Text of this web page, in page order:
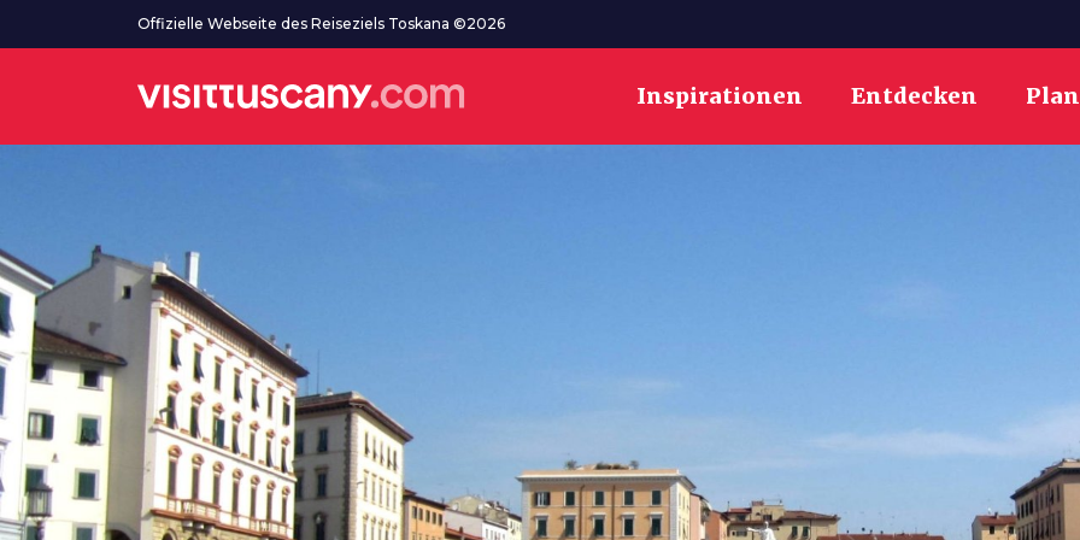
Zum HauptinhaltOffizielle Webseite des Reiseziels Toskana ©2026
Inspirationen Entdecken